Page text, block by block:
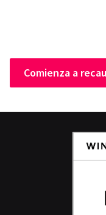
Comienza a